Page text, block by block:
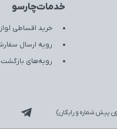
خدمات‌چارسو
خرید اقساطی
رویه ارسال
رویه‌های بازگشت